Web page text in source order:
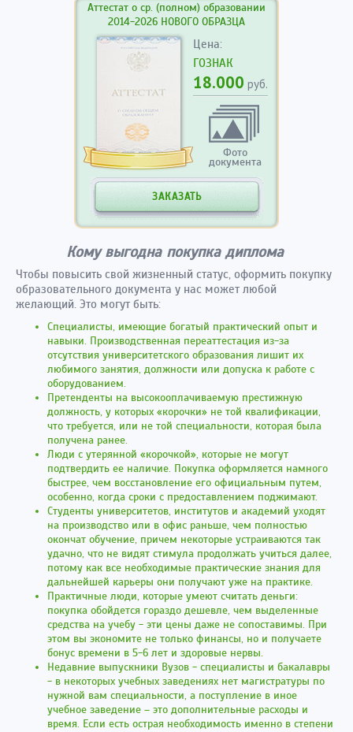
Аттестат о ср. (полном) образовании
2014-2026 НОВОГО ОБРАЗЦА
Цена:
ГОЗНАК
18.000 руб.
Фото
документа
ЗАКАЗАТЬ
Кому выгодна покупка диплома
Чтобы повысить свой жизненный статус, оформить покупку
образовательного документа у нас может любой
желающий. Это могут быть:
Специалисты, имеющие богатый практический опыт и
навыки. Производственная переаттестация из-за
отсутствия университетского образования лишит их
любимого занятия, должности или допуска к работе с
оборудованием.
Претенденты на высокооплачиваемую престижную
должность, у которых «корочки» не той квалификации,
что требуется, или не той специальности, которая была
получена ранее.
Люди с утерянной «корочкой», которые не могут
подтвердить ее наличие. Покупка оформляется намного
быстрее, чем восстановление его официальным путем,
особенно, когда сроки с предоставлением поджимают.
Студенты университетов, институтов и академий уходят
на производство или в офис раньше, чем полностью
окончат обучение, причем некоторые устраиваются так
удачно, что не видят стимула продолжать учиться далее,
потому как все необходимые практические знания для
дальнейшей карьеры они получают уже на практике.
Практичные люди, которые умеют считать деньги:
покупка обойдется гораздо дешевле, чем выделенные
средства на учебу - эти цены даже не сопоставимы. При
этом вы экономите не только финансы, но и получаете
бонус времени в 5-6 лет и здоровые нервы.
Недавние выпускники Вузов - специалисты и бакалавры
- в некоторых учебных заведениях нет магистратуры по
нужной вам специальности, а поступление в иное
учебное заведение – это дополнительные расходы и
время. Если есть острая необходимость именно в степени